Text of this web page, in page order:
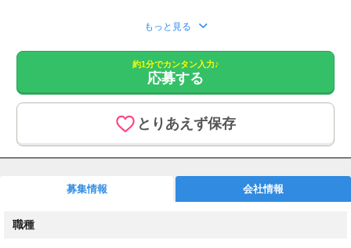
応募をいただきましたら、こちらより追ってご連絡させていただ
1. 応募フォームからご応募
2. もしくはお電話にてお問い合わせください。
あなたのスキルを必要としている職場があります！
最短3日でお仕事開始！
高収入&働きやすさ重視のお仕事探し
週2日～/平日のみOK/日勤のみ/残業なし/即日勤務OK
もっと見る
とりあえず保存
約1分でカンタン入力♪
応募する
募集情報 会社情報
職種